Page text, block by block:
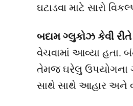
ઘટાડવા માટે સારો
બદામ ગ્લુકોઝ કેવી
વેચવામાં આવ્યા હતા.
તેમજ ઘરેલુ ઉપયોગના
સાથે સાથે આહાર અને